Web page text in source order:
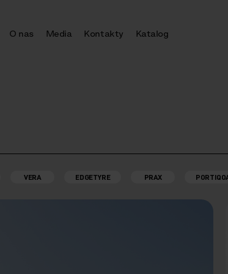
O nas Media Kontakty Katalog
VERA EDGETYRE PRAX